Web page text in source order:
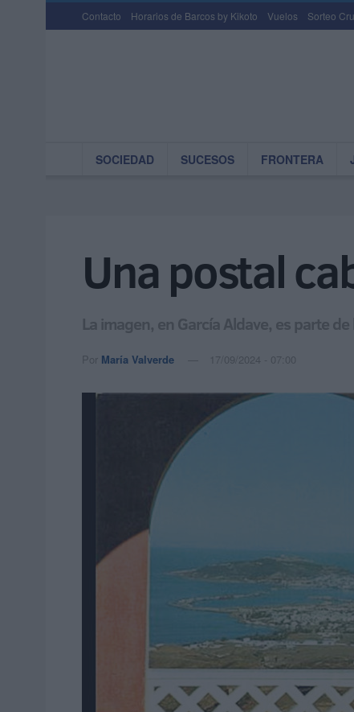
Contacto Horarios de Barcos by Kikoto Vuelos Sorteo
SOCIEDAD SUCESOS FRONTERA
Una postal
La imagen, en García Aldave, es parte
Por María Valverde 17/09/2024 - 07:00